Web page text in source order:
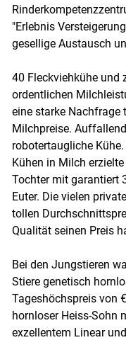
"Erlebnis
gesellige Austausch
40 Fleckviehkühe und
ordentlichen
eine starke
Milchpreise.
robotertaugliche
Kühen in Milch
Tochter mit garantiert
Euter. Die vielen
tollen
Qualität seinen Preis
Bei den Jungstieren
Stiere genetisch
Tageshöchspreis von
hornloser Heiss-Sohn
exzellentem Linear